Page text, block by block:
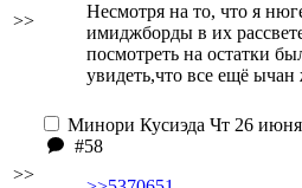
>>
Несмотря на то, что я
имиджборды в их
посмотреть на остатки
увидеть,что все ещё
>>
Минори Кусиэда Чт 26
#58